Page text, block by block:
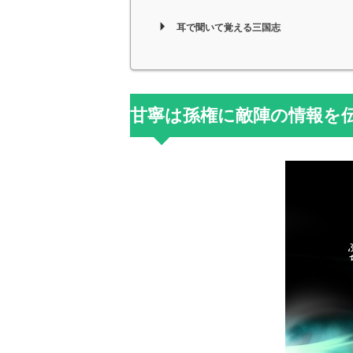
耳で聞いて覚える三国志
甘寧は孫権に敵陣の情報を